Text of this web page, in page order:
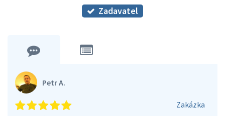
Zadavatel
Petr A.
Zakázka